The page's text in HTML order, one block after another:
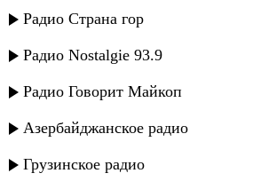
Радио Страна гор
Радио Nostalgie 93.9
Радио Говорит Майкоп
Азербайджанское радио
Грузинское радио
Абдула Мирзакеримов - Йиз
Абдула Мирзакеримов - Жан